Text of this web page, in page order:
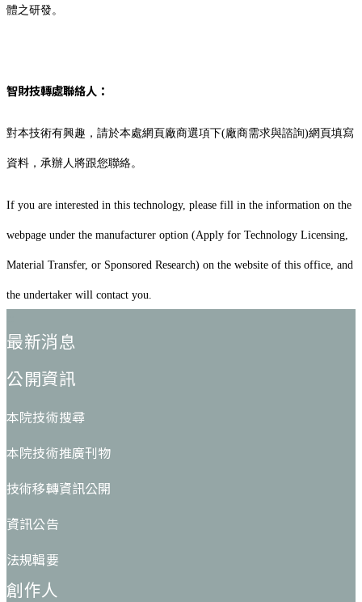
體之研發。
智財技轉處聯絡人：
對本技術有興趣，請於本處網頁廠商選項下(廠商需求與諮詢)網頁填寫
資料，承辦人將跟您聯絡。
If you are interested in this technology, please fill in the information on the
webpage under the manufacturer option (Apply for Technology Licensing,
Material Transfer, or Sponsored Research) on the website of this office, and
the undertaker will contact you.
最新消息
公開資訊
本院技術搜尋
本院技術推廣刊物
技術移轉資訊公開
資訊公告
法規輯要
創作人